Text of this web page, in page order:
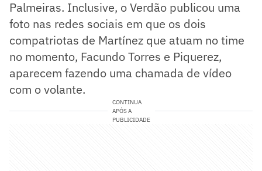
Palmeiras. Inclusive, o Verdão publicou uma
foto nas redes sociais em que os dois
compatriotas de Martínez que atuam no time
no momento, Facundo Torres e Piquerez,
aparecem fazendo uma chamada de vídeo
com o volante.
CONTINUA
APÓS A
PUBLICIDADE